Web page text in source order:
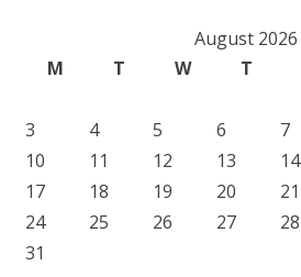
August 2026
M
T W T
3
4 5 6 7
10
11 12 13 14
17
18 19 20 21
24
25 26 27 28
31